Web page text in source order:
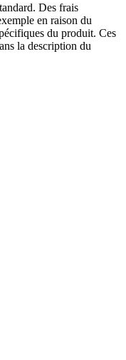
Des frais
en raison du
du produit. Ces
la description du